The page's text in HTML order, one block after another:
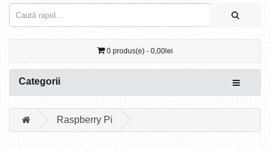
0 produs(e) - 0,00lei
Categorii
Raspberry Pi